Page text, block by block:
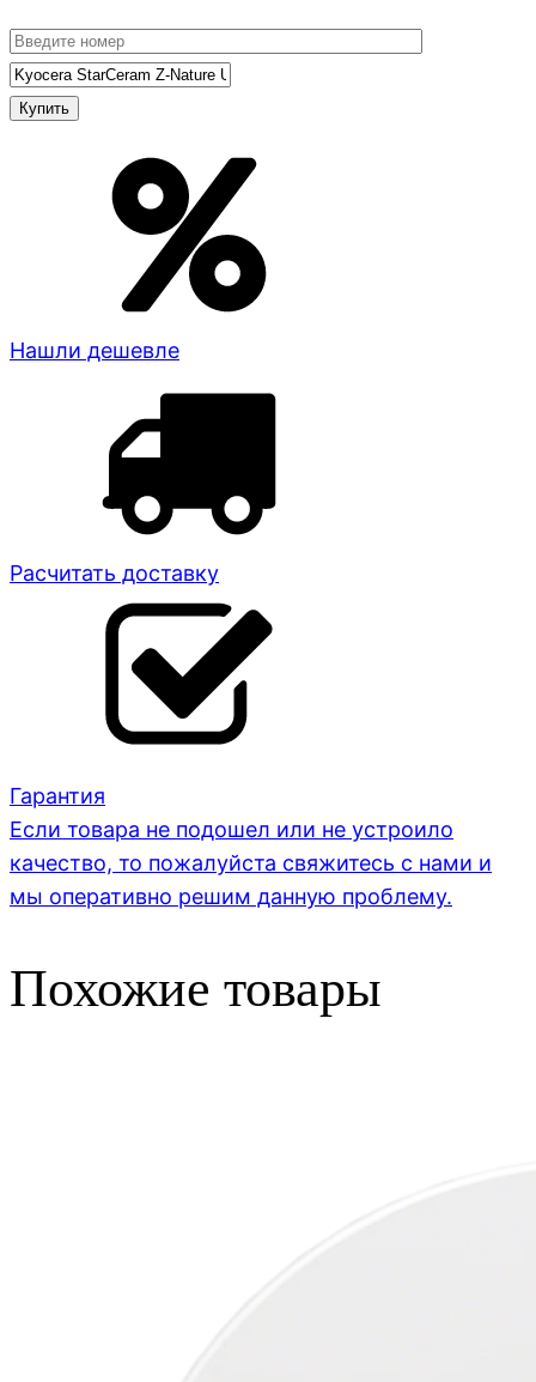
Нашли дешевле
Расчитать доставку
Гарантия
Если товара не подошел или не устроило
качество, то пожалуйста свяжитесь с нами и
мы оперативно решим данную проблему.
Похожие товары